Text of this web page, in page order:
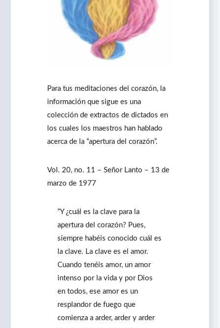
Para tus meditaciones del corazón, la
información que sigue es una
colección de extractos de dictados en
los cuales los maestros han hablado
acerca de la “apertura del corazón”.
Vol. 20, no. 11 – Señor Lanto – 13 de
marzo de 1977
“Y ¿cuál es la clave para la
apertura del corazón? Pues,
siempre habéis conocido cuál es
la clave. La clave es el amor.
Cuando tenéis amor, un amor
intenso por la vida y por Dios
en todos, ese amor es un
resplandor de fuego que
comienza a arder, arder y arder